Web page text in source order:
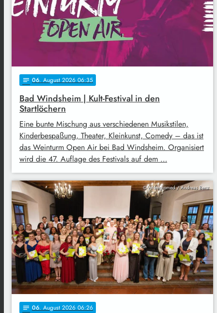
notes 06. August 2026 06:35
Bad Windsheim | Kult-Festival in den
Startlöchern
Eine bunte Mischung aus verschiedenen Musikstilen,
Kinderbespaßung, Theater, Kleinkunst, Comedy – das ist
das Weinturm Open Air bei Bad Windsheim. Organisiert
wird die 47. Auflage des Festivals auf dem …
© ANregiomed / Andreas Benz
notes 06. August 2026 06:26